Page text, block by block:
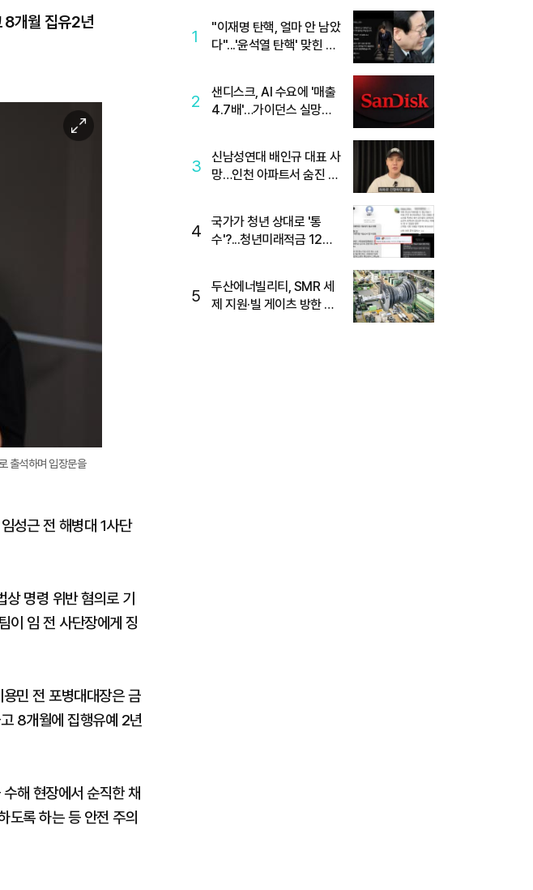
8개월 집유2년
미
출석하며 입장문을
성근 전 해병대 1사단
명령 위반 혐의로 기
이 임 전 사단장에게 징
민 전 포병대대장은 금
8개월에 집행유예 2년
해 현장에서 순직한 채
도록 하는 등 안전 주의
1
"이재명 탄핵, 얼마 안 남았
다"...'윤석열 탄핵' 맞힌 무
2
샌디스크, AI 수요에 '매출
4.7배'…가이던스 실망에
3
신남성연대 배인규 대표 사
망…인천 아파트서 숨진 채
4
국가가 청년 상대로 '통
수'?...청년미래적금 12%
5
두산에너빌리티, SMR 세
제 지원·빌 게이츠 방한 기